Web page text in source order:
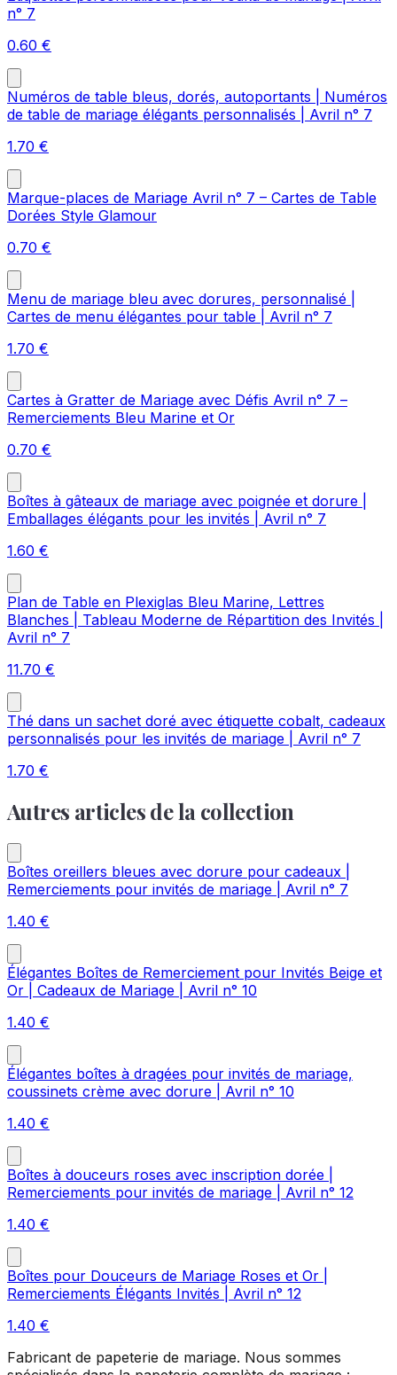
n° 7
0.60 €
Numéros de table bleus, dorés, autoportants | Numéros
de table de mariage élégants personnalisés | Avril n° 7
1.70 €
Marque-places de Mariage Avril n° 7 – Cartes de Table
Dorées Style Glamour
0.70 €
Menu de mariage bleu avec dorures, personnalisé |
Cartes de menu élégantes pour table | Avril n° 7
1.70 €
Cartes à Gratter de Mariage avec Défis Avril n° 7 –
Remerciements Bleu Marine et Or
0.70 €
Boîtes à gâteaux de mariage avec poignée et dorure |
Emballages élégants pour les invités | Avril n° 7
1.60 €
Plan de Table en Plexiglas Bleu Marine, Lettres
Blanches | Tableau Moderne de Répartition des Invités |
Avril n° 7
11.70 €
Thé dans un sachet doré avec étiquette cobalt, cadeaux
personnalisés pour les invités de mariage | Avril n° 7
1.70 €
Autres articles de la collection
Boîtes oreillers bleues avec dorure pour cadeaux |
Remerciements pour invités de mariage | Avril n° 7
1.40 €
Élégantes Boîtes de Remerciement pour Invités Beige et
Or | Cadeaux de Mariage | Avril n° 10
1.40 €
Élégantes boîtes à dragées pour invités de mariage,
coussinets crème avec dorure | Avril n° 10
1.40 €
Boîtes à douceurs roses avec inscription dorée |
Remerciements pour invités de mariage | Avril n° 12
1.40 €
Boîtes pour Douceurs de Mariage Roses et Or |
Remerciements Élégants Invités | Avril n° 12
1.40 €
Fabricant de papeterie de mariage. Nous sommes